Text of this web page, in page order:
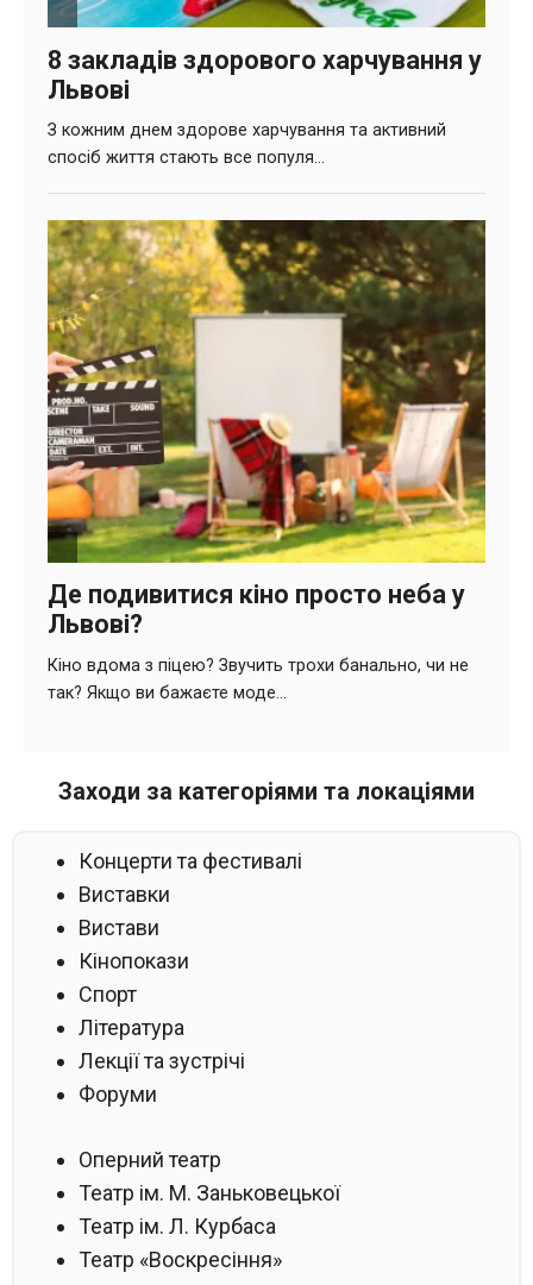
Заходи за категоріями та локаціями
Концерти та фестивалі
Виставки
Вистави
Кінопокази
Спорт
Література
Лекції та зустрічі
Форуми
Оперний театр
Театр ім. М. Заньковецької
Театр ім. Л. Курбаса
Театр «Воскресіння»